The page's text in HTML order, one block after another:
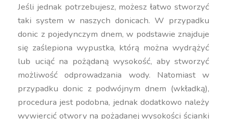
Jeśli jednak potrzebujesz, możesz łatwo stworzyć
taki system w naszych donicach. W przypadku
donic z pojedynczym dnem, w podstawie znajduje
się zaślepiona wypustka, którą można wydrążyć
lub uciąć na pożądaną wysokość, aby stworzyć
możliwość odprowadzania wody. Natomiast w
przypadku donic z podwójnym dnem (wkładką),
procedura jest podobna, jednak dodatkowo należy
wywiercić otwory na pożądanej wysokości ścianki